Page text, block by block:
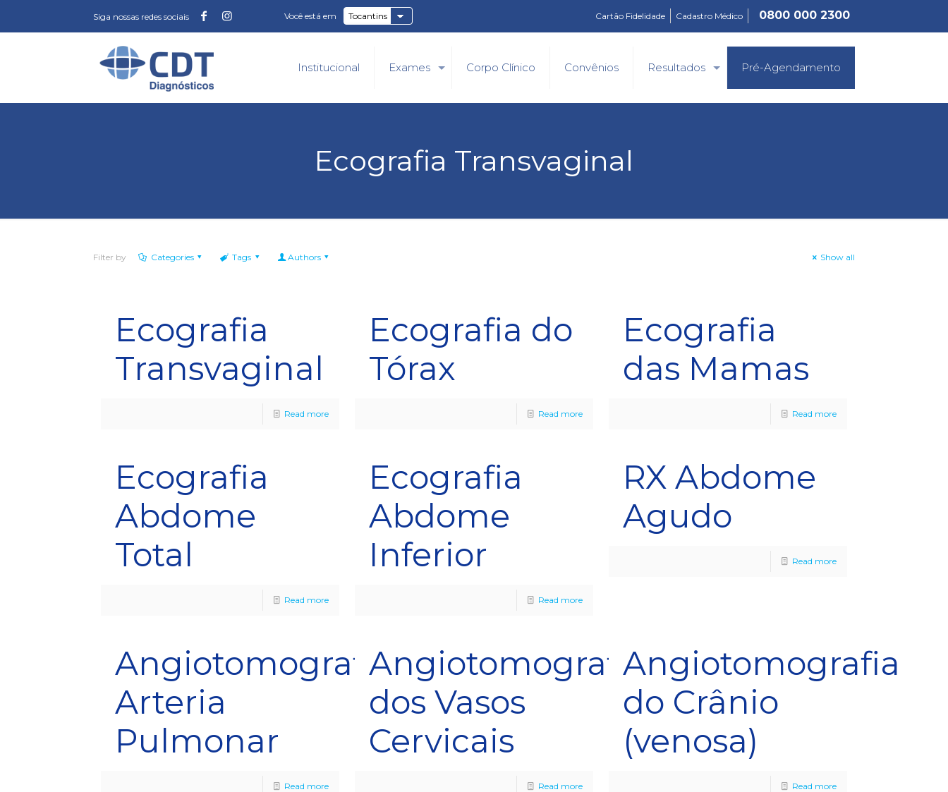
Siga nossas redes sociais Você está em Cartão Fidelidade Cadastro Médico 0800 000 2300
Institucional Exames Corpo Clínico Convênios Resultados Pré-Agendamento
Ecografia Transvaginal
Filter by Categories Tags Authors Show all
Ecografia
Transvaginal
Read more
Ecografia do
Tórax
Read more
Ecografia
das Mamas
Read more
Ecografia
Abdome
Total
Read more
Ecografia
Abdome
Inferior
Read more
RX Abdome
Agudo
Read more
Angiotomografia
Arteria
Pulmonar
Read more
Angiotomografia
dos Vasos
Cervicais
Read more
Angiotomografia
do Crânio
(venosa)
Read more